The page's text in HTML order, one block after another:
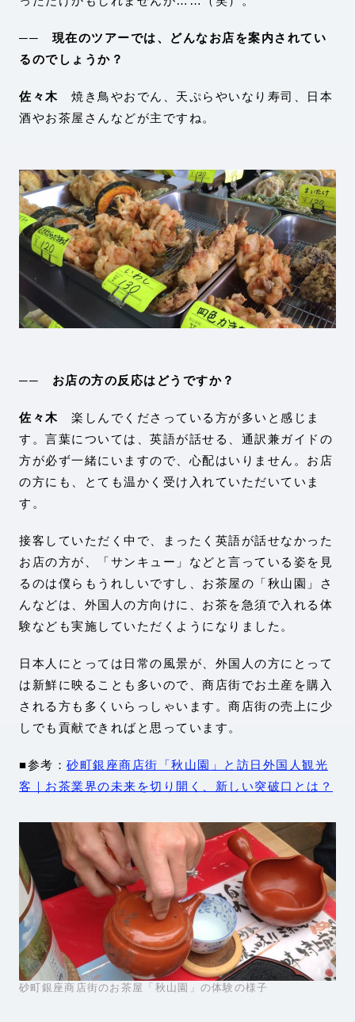
── 現在のツアーでは、どんなお店を案内されてい
るのでしょうか？
佐々木 焼き鳥やおでん、天ぷらやいなり寿司、日本
酒やお茶屋さんなどが主ですね。
── お店の方の反応はどうですか？
佐々木 楽しんでくださっている方が多いと感じま
す。言葉については、英語が話せる、通訳兼ガイドの
方が必ず一緒にいますので、心配はいりません。お店
の方にも、とても温かく受け入れていただいていま
す。
接客していただく中で、まったく英語が話せなかった
お店の方が、「サンキュー」などと言っている姿を見
るのは僕らもうれしいですし、お茶屋の「秋山園」さ
んなどは、外国人の方向けに、お茶を急須で入れる体
験なども実施していただくようになりました。
日本人にとっては日常の風景が、外国人の方にとって
は新鮮に映ることも多いので、商店街でお土産を購入
される方も多くいらっしゃいます。商店街の売上に少
しでも貢献できればと思っています。
■参考： 砂町銀座商店街「秋山園」と訪日外国人観光
客｜お茶業界の未来を切り開く、新しい突破口とは？
砂町銀座商店街のお茶屋「秋山園」の体験の様子